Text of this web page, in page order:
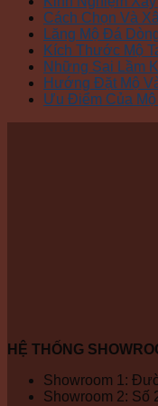
Cách Chọn Và
Lăng Mộ Đá
Kích Thước Mộ
Những Sai Lầm
Hướng Đặt Mộ
Ưu Điểm Của
HỆ THỐNG
Showroom 1:
Showroom 2: Số